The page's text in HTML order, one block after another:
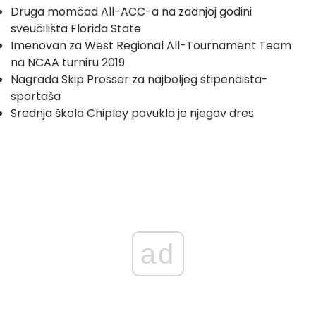
Druga momčad All-ACC-a na zadnjoj godini
sveučilišta Florida State
Imenovan za West Regional All-Tournament Team
na NCAA turniru 2019
Nagrada Skip Prosser za najboljeg stipendista-
sportaša
Srednja škola Chipley povukla je njegov dres
ad